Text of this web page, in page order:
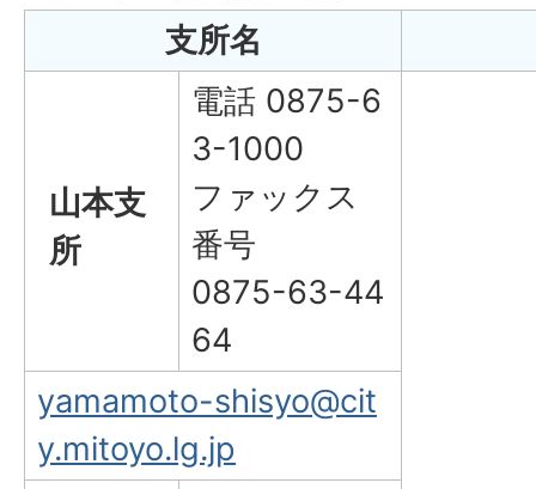
支所名
山本支
所
電話 0875-6
3-1000
ファックス
番号
0875-63-44
64
yamamoto-shisyo@cit
y.mitoyo.lg.jp